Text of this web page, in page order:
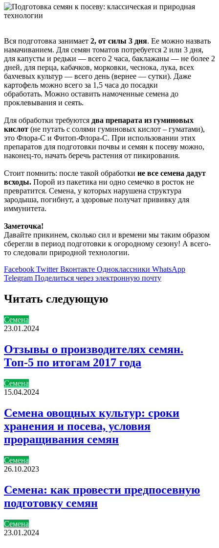
Вся подготовка занимает 2, от силы 3 дня. Ее можно назвать
намачиванием. Для семян томатов потребуется 2 или 3 дня,
для капусты и редьки — всего 2 часа, баклажаны — не более 2
дней, для перца, кабачков, морковки, чеснока, лука, всех
бахчевых культур — всего день (вернее — сутки). Даже
картофель можно всего за 1,5 часа до посадки
обработать. Можно оставить намоченные семена до
проклевывания и сеять.
Для обработки требуются два препарата из гуминовых
кислот (не путать с солями гуминовых кислот – гуматами),
это Флора-С и Фитоп-Флора-С. При использовании этих
препаратов для подготовки почвы и семян к посеву можно,
наконец-то, начать беречь растения от пикирования.
Стоит помнить: после такой обработки не все семена дадут
всходы. Порой из пакетика ни одно семечко в росток не
превратится. Семена, у которых нарушена структура
зародыша, погибнут, а здоровые получат прививку для
иммунитета.
Заметочка!
Давайте прикинем, сколько сил и времени мы таким образом
сберегли в период подготовки к огородному сезону! А всего-
то следовали природной технологии.
Facebook Twitter Вконтакте Одноклассники WhatsApp
Telegram Поделиться через электронную почту
Читать следующую
Семена
23.01.2024
Отзывы о производителях семян.
Топ-5 по итогам 2017 года
Семена
15.04.2024
Семена овощных культур: сроки
хранения и посева, условия
проращивания семян
Семена
26.10.2023
Семена: как провести предпосевную
подготовку семян
Семена
23.01.2024